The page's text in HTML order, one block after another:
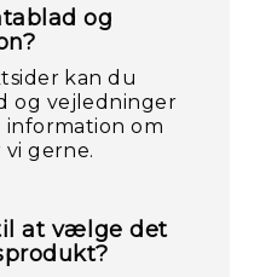
og
kan du
og vejledninger
om
gerne.
at vælge det